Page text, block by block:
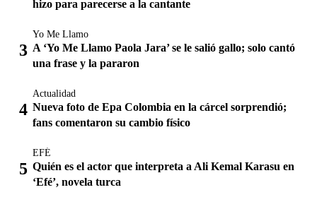
hizo para parecerse a la cantante
Yo Me Llamo
A ‘Yo Me Llamo Paola Jara’ se le salió gallo; solo cantó
una frase y la pararon
Actualidad
Nueva foto de Epa Colombia en la cárcel sorprendió;
fans comentaron su cambio físico
EFÉ
Quién es el actor que interpreta a Ali Kemal Karasu en
‘Efé’, novela turca